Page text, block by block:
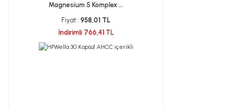
Magnesium 5 Komplex ...
Fiyat : 958,01 TL
İndirimli 766,41 TL